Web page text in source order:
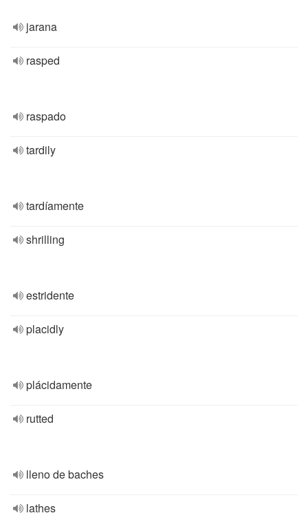
jarana
rasped
raspado
tardily
tardíamente
shrilling
estridente
placidly
plácidamente
rutted
lleno de baches
lathes